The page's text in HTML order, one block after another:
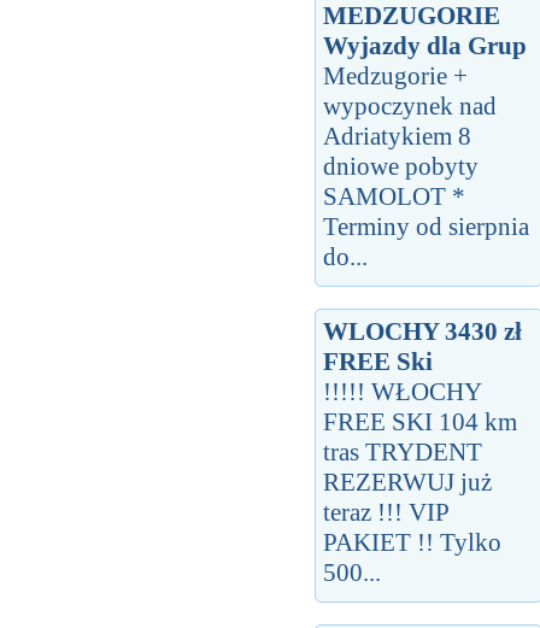
MEDZUGORIE
Wyjazdy dla Grup
Medzugorie +
wypoczynek nad
Adriatykiem 8
dniowe pobyty
SAMOLOT *
Terminy od sierpnia
do...
WLOCHY 3430 zł
FREE Ski
!!!!! WŁOCHY
FREE SKI 104 km
tras TRYDENT
REZERWUJ już
teraz !!! VIP
PAKIET !! Tylko
500...